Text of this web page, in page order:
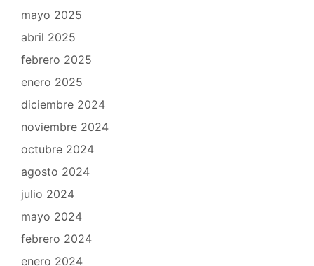
mayo 2025
abril 2025
febrero 2025
enero 2025
diciembre 2024
noviembre 2024
octubre 2024
agosto 2024
julio 2024
mayo 2024
febrero 2024
enero 2024